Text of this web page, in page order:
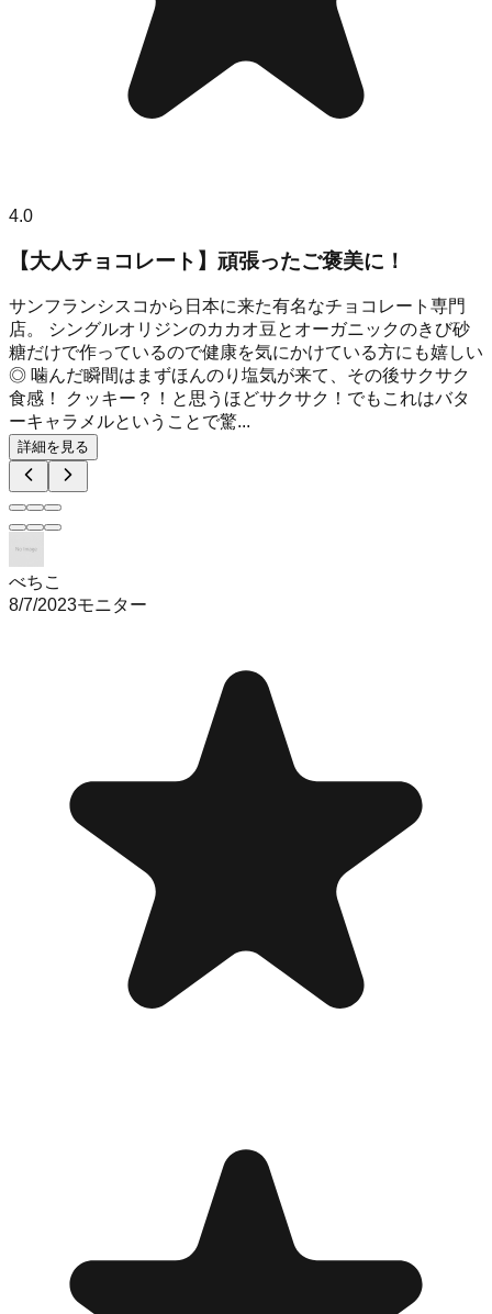
4.0
【大人チョコレート】頑張ったご褒美に！
サンフランシスコから日本に来た有名なチョコレート専門
店。 シングルオリジンのカカオ豆とオーガニックのきび砂
糖だけで作っているので健康を気にかけている方にも嬉しい
◎ 噛んだ瞬間はまずほんのり塩気が来て、その後サクサク
食感！ クッキー？！と思うほどサクサク！でもこれはバタ
ーキャラメルということで驚...
詳細を見る
べちこ
8/7/2023モニター